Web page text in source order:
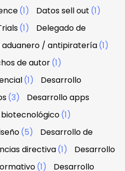
(1) Datos sell out (1)
(1)
Delegado de
aduanero / antipiratería(1)
de autor(1)
(1)
Desarrollo
(3)
Desarrollo apps
(1)
(5)
Desarrollo de
directiva(1)
Desarrollo
(1)
Desarrollo